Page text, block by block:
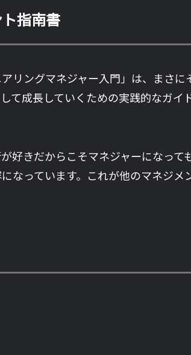
指南書
リングマネジャー入門」は、まさに
て成長していくための実践的なガイ
好きだからこそマネジャーになって
なっています。これが他のマネジメ